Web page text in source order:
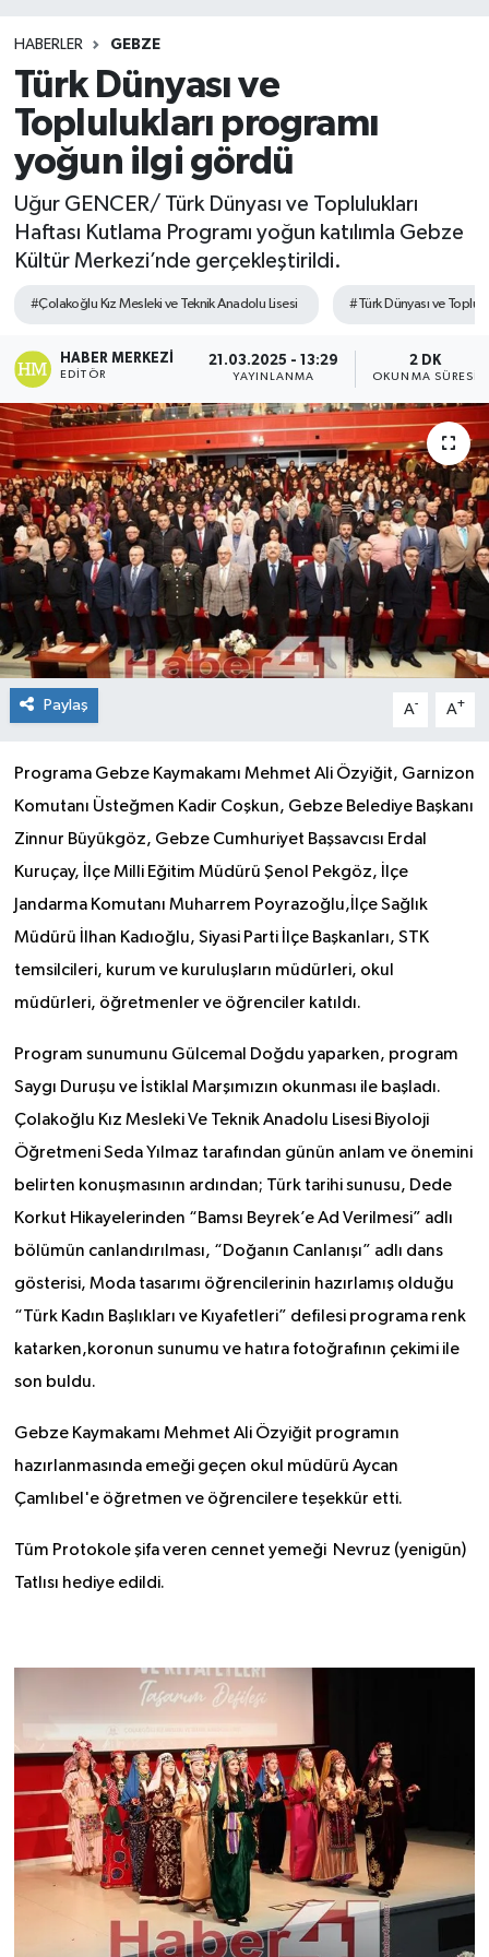
HABERLER GEBZE
Türk Dünyası ve
Toplulukları programı
yoğun ilgi gördü
Uğur GENCER/ Türk Dünyası ve Toplulukları
Haftası Kutlama Programı yoğun katılımla Gebze
Kültür Merkezi’nde gerçekleştirildi.
#Çolakoğlu Kız Mesleki ve Teknik Anadolu Lisesi #Türk Dünyası ve
HABER MERKEZI
EDITÖR
21.03.2025 - 13:29
YAYINLANMA
2 DK
OKUNMA SÜRESI
Paylaş A- A+
Programa Gebze Kaymakamı Mehmet Ali Özyiğit, Garnizon
Komutanı Üsteğmen Kadir Coşkun, Gebze Belediye Başkanı
Zinnur Büyükgöz, Gebze Cumhuriyet Başsavcısı Erdal
Kuruçay, İlçe Milli Eğitim Müdürü Şenol Pekgöz, İlçe
Jandarma Komutanı Muharrem Poyrazoğlu,İlçe Sağlık
Müdürü İlhan Kadıoğlu, Siyasi Parti İlçe Başkanları, STK
temsilcileri, kurum ve kuruluşların müdürleri, okul
müdürleri, öğretmenler ve öğrenciler katıldı.
Program sunumunu Gülcemal Doğdu yaparken, program
Saygı Duruşu ve İstiklal Marşımızın okunması ile başladı.
Çolakoğlu Kız Mesleki Ve Teknik Anadolu Lisesi Biyoloji
Öğretmeni Seda Yılmaz tarafından günün anlam ve önemini
belirten konuşmasının ardından; Türk tarihi sunusu, Dede
Korkut Hikayelerinden “Bamsı Beyrek’e Ad Verilmesi” adlı
bölümün canlandırılması, “Doğanın Canlanışı” adlı dans
gösterisi, Moda tasarımı öğrencilerinin hazırlamış olduğu
“Türk Kadın Başlıkları ve Kıyafetleri” defilesi programa renk
katarken,koronun sunumu ve hatıra fotoğrafının çekimi ile
son buldu.
Gebze Kaymakamı Mehmet Ali Özyiğit programın
hazırlanmasında emeği geçen okul müdürü Aycan
Çamlıbel'e öğretmen ve öğrencilere teşekkür etti.
Tüm Protokole şifa veren cennet yemeği Nevruz (yenigün)
Tatlısı hediye edildi.